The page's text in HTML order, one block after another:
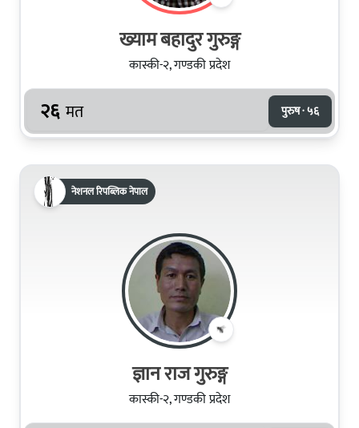
ख्याम बहादुर गुरुङ्ग
कास्की-२, गण्डकी प्रदेश
२६ मत पुरुष · ५६
नेशनल रिपब्लिक नेपाल
ज्ञान राज गुरुङ्ग
कास्की-२, गण्डकी प्रदेश